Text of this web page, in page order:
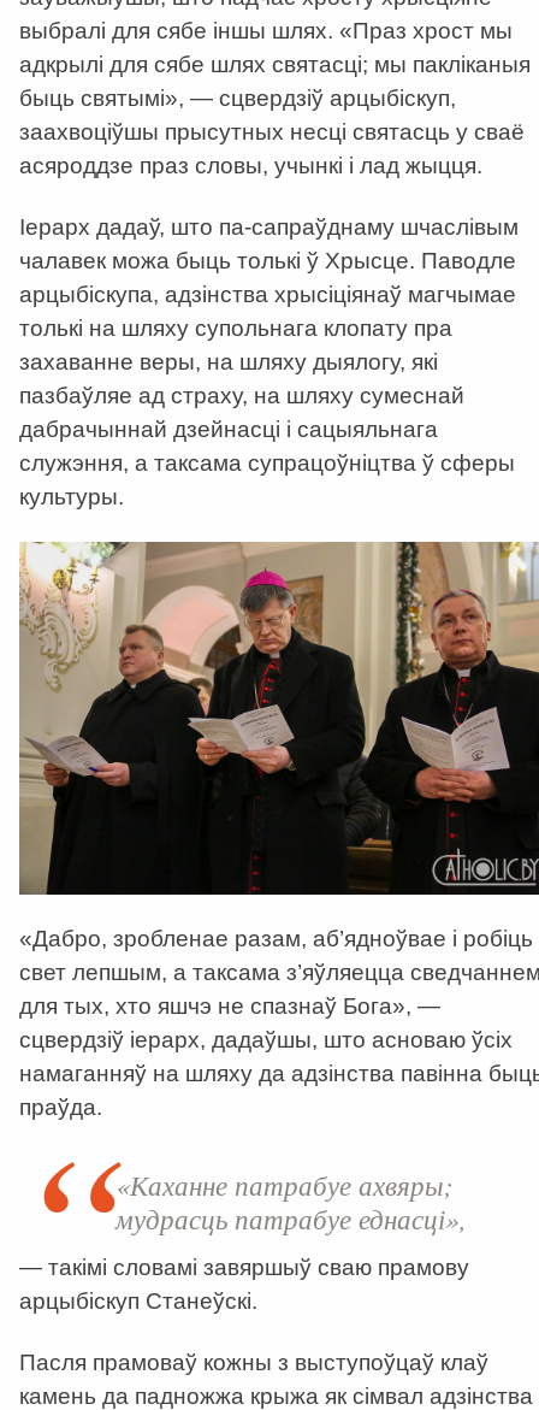
выбралі для сябе іншы шлях. «Праз хрост мы
адкрылі для сябе шлях святасці; мы пакліканыя
быць святымі», — сцвердзіў арцыбіскуп,
заахвоціўшы прысутных несці святасць у сваё
асяроддзе праз словы, учынкі і лад жыцця.
Іерарх дадаў, што па-сапраўднаму шчаслівым
чалавек можа быць толькі ў Хрысце. Паводле
арцыбіскупа, адзінства хрысіціянаў магчымае
толькі на шляху супольнага клопату пра
захаванне веры, на шляху дыялогу, які
пазбаўляе ад страху, на шляху сумеснай
дабрачыннай дзейнасці і сацыяльнага
служэння, а таксама супрацоўніцтва ў сферы
культуры.
«Дабро, зробленае разам, аб’ядноўвае і робіць
свет лепшым, а таксама з’яўляецца
для тых, хто яшчэ не спазнаў Бога», —
сцвердзіў іерарх, дадаўшы, што асноваю ўсіх
намаганняў на шляху да адзінства павінна
праўда.
«Каханне патрабуе ахвяры;
мудрасць патрабуе еднасці»,
— такімі словамі завяршыў сваю прамову
арцыбіскуп Станеўскі.
Пасля прамоваў кожны з выступоўцаў клаў
камень да падножжа крыжа як сімвал адзінства